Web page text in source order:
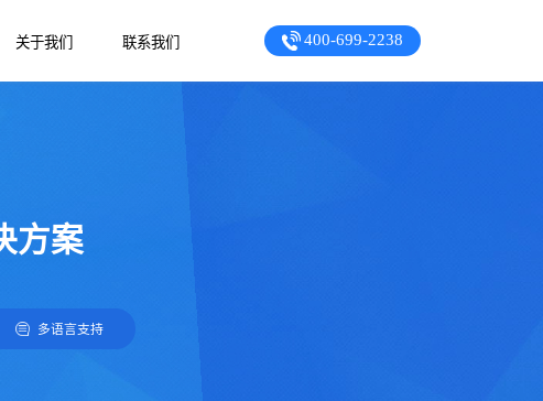
关于我们 联系我们 400-699-2238
方案
多语言支持